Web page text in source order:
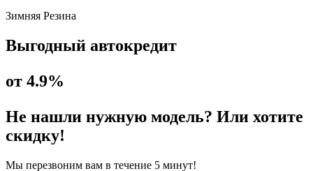
Зимняя Резина
Выгодный автокредит
от 4.9%
Не нашли нужную модель? Или хотите
скидку!
Мы перезвоним вам в течение 5 минут!